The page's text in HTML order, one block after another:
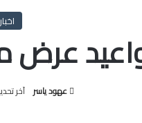
عرض
عهود ياسر آخر تحديث: